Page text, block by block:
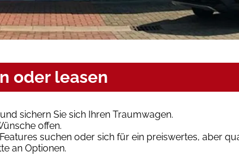
oder leasen
sichern Sie sich Ihren Traumwagen.
offen.
suchen oder sich für ein preiswertes, aber
an Optionen.